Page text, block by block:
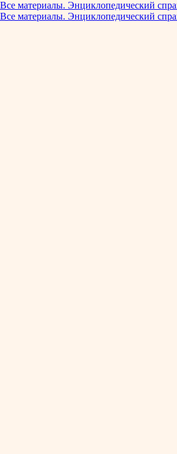
Все материалы. Энциклопедический
Все материалы. Энциклопедический